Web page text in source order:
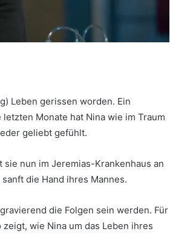
Leben gerissen worden. Ein
Monate hat Nina wie im Traum
geliebt gefühlt.
nun im Jeremias-Krankenhaus an
die Hand ihres Mannes.
die Folgen sein werden. Für
wie Nina um das Leben ihres